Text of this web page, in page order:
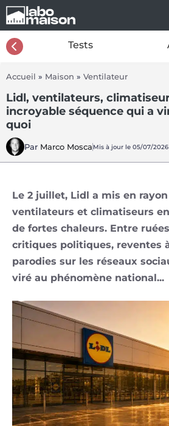
Aller
au
contenu
Tests
Accueil » Maison » Ventilateur
Lidl, ventilateurs,
incroyable séquence qui a
quoi
Par Marco Mosca Mis à jour le 05/07/2026
Le 2 juillet, Lidl a mis en
ventilateurs et climatiseurs
de fortes chaleurs. Entre
critiques politiques, reventes
parodies sur les réseaux
viré au phénomène national...